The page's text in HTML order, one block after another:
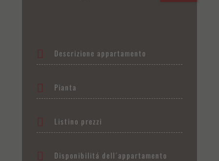
Descrizione appartamento
Pianta
Listino prezzi
Disponibilitá dell´appartamento